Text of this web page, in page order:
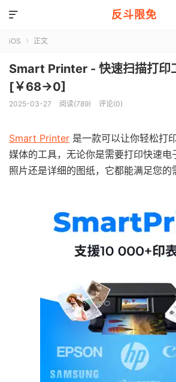
反斗限免

iOS  正文
Smart Printer - 快速扫描打印
[￥68→0]
2025-03-27 阅读(789) 评论(0)
Smart Printer 是一款可以让你轻松打
媒体的工具，无论你是需要打印快速电
照片还是详细的图纸，它都能满足您的